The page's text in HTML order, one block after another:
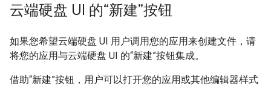
云端硬盘 UI 的“新建”按钮
如果您希望云端硬盘 UI 用户调用您的应用来创建文件，请
将您的应用与云端硬盘 UI 的“新建”按钮集成。
借助“新建”按钮，用户可以打开您的应用或其他编辑器样式